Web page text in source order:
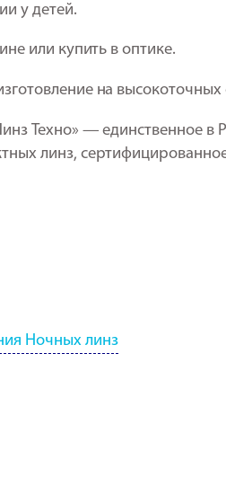
у детей.
или купить в оптике.
на высокоточных
Техно» — единственное в
линз,
Ночных линз